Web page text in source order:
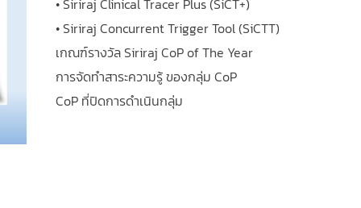
• Siriraj Clinical Tracer Plus (SiCT+)
• Siriraj Concurrent Trigger Tool (SiCTT)
เกณฑ์รางวัล Siriraj CoP of The Year
การจัดทำสาระความรู้ ของกลุ่ม CoP
CoP ที่ปิดการดำเนินกลุ่ม